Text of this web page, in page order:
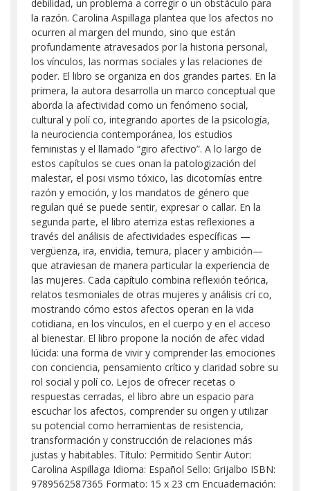
debilidad, un problema a corregir o un obstáculo para
la razón. Carolina Aspillaga plantea que los afectos no
ocurren al margen del mundo, sino que están
profundamente atravesados por la historia personal,
los vínculos, las normas sociales y las relaciones de
poder. El libro se organiza en dos grandes partes. En la
primera, la autora desarrolla un marco conceptual que
aborda la afectividad como un fenómeno social,
cultural y polí co, integrando aportes de la psicología,
la neurociencia contemporánea, los estudios
feministas y el llamado “giro afectivo”. A lo largo de
estos capítulos se cues onan la patologización del
malestar, el posi vismo tóxico, las dicotomías entre
razón y emoción, y los mandatos de género que
regulan qué se puede sentir, expresar o callar. En la
segunda parte, el libro aterriza estas reflexiones a
través del análisis de afectividades específicas —
vergüenza, ira, envidia, ternura, placer y ambición—
que atraviesan de manera particular la experiencia de
las mujeres. Cada capítulo combina reflexión teórica,
relatos tesmoniales de otras mujeres y análisis crí co,
mostrando cómo estos afectos operan en la vida
cotidiana, en los vínculos, en el cuerpo y en el acceso
al bienestar. El libro propone la noción de afec vidad
lúcida: una forma de vivir y comprender las emociones
con conciencia, pensamiento crítico y claridad sobre su
rol social y polí co. Lejos de ofrecer recetas o
respuestas cerradas, el libro abre un espacio para
escuchar los afectos, comprender su origen y utilizar
su potencial como herramientas de resistencia,
transformación y construcción de relaciones más
justas y habitables. Título: Permitido Sentir Autor:
Carolina Aspillaga Idioma: Español Sello: Grijalbo ISBN:
9789562587365 Formato: 15 x 23 cm Encuadernación: